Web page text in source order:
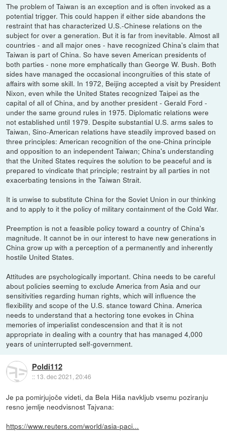
The problem of Taiwan is an exception and is often invoked as a
potential trigger. This could happen if either side abandons the
restraint that has characterized U.S.-Chinese relations on the
subject for over a generation. But it is far from inevitable. Almost all
countries - and all major ones - have recognized China's claim that
Taiwan is part of China. So have seven American presidents of
both parties - none more emphatically than George W. Bush. Both
sides have managed the occasional incongruities of this state of
affairs with some skill. In 1972, Beijing accepted a visit by President
Nixon, even while the United States recognized Taipei as the
capital of all of China, and by another president - Gerald Ford -
under the same ground rules in 1975. Diplomatic relations were
not established until 1979. Despite substantial U.S. arms sales to
Taiwan, Sino-American relations have steadily improved based on
three principles: American recognition of the one-China principle
and opposition to an independent Taiwan; China's understanding
that the United States requires the solution to be peaceful and is
prepared to vindicate that principle; restraint by all parties in not
exacerbating tensions in the Taiwan Strait.
It is unwise to substitute China for the Soviet Union in our thinking
and to apply to it the policy of military containment of the Cold War.
Preemption is not a feasible policy toward a country of China's
magnitude. It cannot be in our interest to have new generations in
China grow up with a perception of a permanently and inherently
hostile United States.
Attitudes are psychologically important. China needs to be careful
about policies seeming to exclude America from Asia and our
sensitivities regarding human rights, which will influence the
flexibility and scope of the U.S. stance toward China. America
needs to understand that a hectoring tone evokes in China
memories of imperialist condescension and that it is not
appropriate in dealing with a country that has managed 4,000
years of uninterrupted self-government.
Poldi112
:: 13. dec 2021, 20:46
Je pa pomirjujoče videti, da Bela Hiša navkljub vsemu poziranju
resno jemlje neodvisnost Tajvana:
https://www.reuters.com/world/asia-paci...